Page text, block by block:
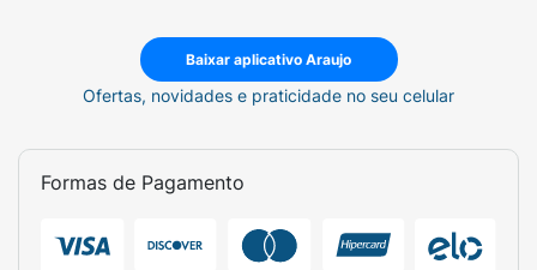
Baixar aplicativo Araujo
Ofertas, novidades e praticidade no seu celular
Formas de Pagamento